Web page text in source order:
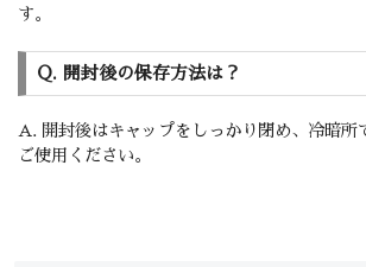
す。
Q. 開封後の保存方法は？
A. 開封後はキャップをしっかり閉め、冷暗所
ご使用ください。